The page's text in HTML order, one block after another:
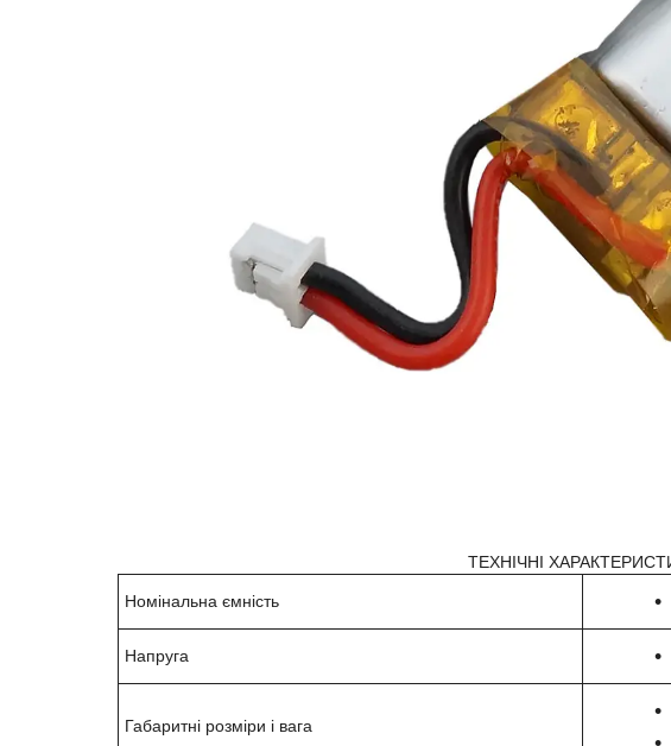
ТЕХНІЧНІ
Номінальна ємність
Напруга
Габаритні розміри і вага